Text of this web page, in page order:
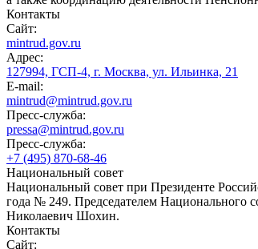
Контакты
Сайт:
mintrud.gov.ru
Адрес:
127994, ГСП-4, г. Москва, ул. Ильинка, 21
E-mail:
mintrud@mintrud.gov.ru
Пресс-служба:
pressa@mintrud.gov.ru
Пресс-служба:
+7 (495) 870-68-46
Национальный совет
Национальный совет при Президенте
года № 249. Председателем Национального
Николаевич Шохин.
Контакты
Сайт: